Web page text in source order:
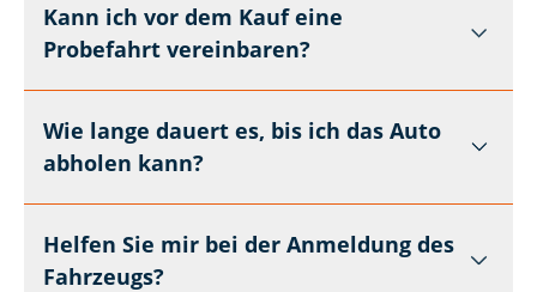
Kann ich vor dem Kauf eine
Probefahrt vereinbaren?
Wie lange dauert es, bis ich das Auto
abholen kann?
Helfen Sie mir bei der Anmeldung des
Fahrzeugs?